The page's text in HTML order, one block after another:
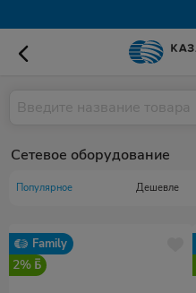
Сетевое оборудование
Популярное Дешевле
Family
2%